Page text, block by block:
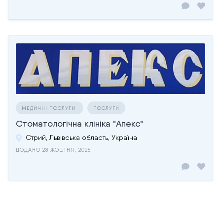
МЕДИЧНІ ПОСЛУГИ ПОСЛУГИ
Стоматологічна клініка "Апекс"
Стрий, Львівська область, Україна
ДОДАНО 28 ЖОВТНЯ, 2025